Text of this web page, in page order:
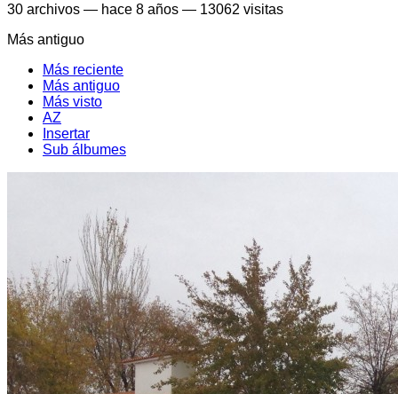
30 archivos — hace 8 años — 13062 visitas
Más antiguo
Más reciente
Más antiguo
Más visto
AZ
Insertar
Sub álbumes